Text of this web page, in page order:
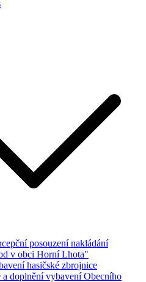
posouzení nakládání
v obci Horní Lhota"
hasičské zbrojnice
a doplnění vybavení Obecního